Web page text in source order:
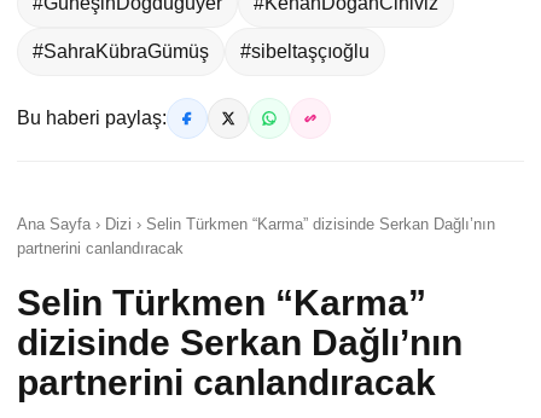
#SahraKübraGümüş #sibeltaşçıoğlu
Bu haberi paylaş:
Ana Sayfa › Dizi › Selin Türkmen “Karma” dizisinde Serkan Dağlı’nın
partnerini canlandıracak
Selin Türkmen “Karma”
dizisinde Serkan Dağlı’nın
partnerini canlandıracak